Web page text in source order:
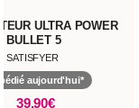
POWER